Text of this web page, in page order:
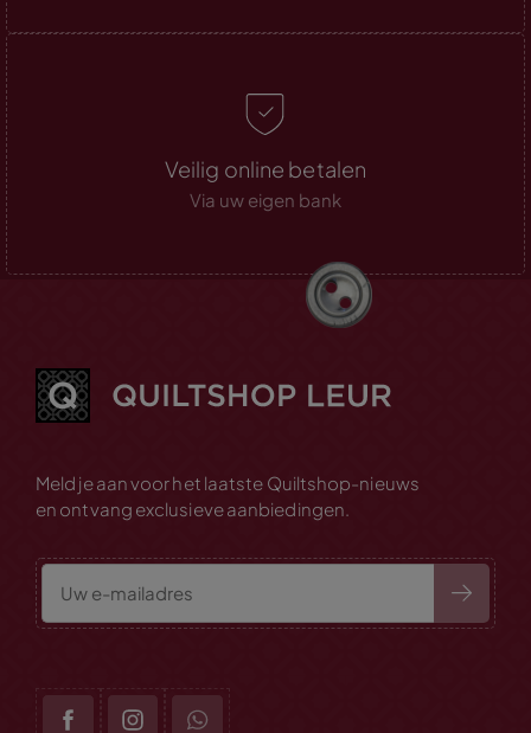
Veilig online betalen
Via uw eigen bank
Meld je aan voor het laatste Quiltshop-nieuws
en ontvang exclusieve aanbiedingen.